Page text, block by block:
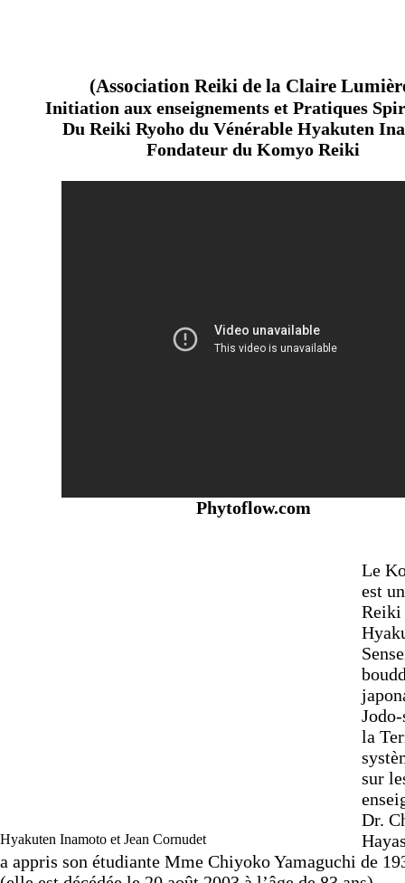
(Association Reiki de la Claire
Initiation aux enseignements et Pratiques
Du Reiki Ryoho du Vénérable Hyakuten
Fondateur du Komyo Reiki
Phytoflow.com
Hyakuten Inamoto et Jean Cornudet
Le
est
Reiki
la
sur
Dr.
a appris son étudiante Mme Chiyoko Yamaguchi de